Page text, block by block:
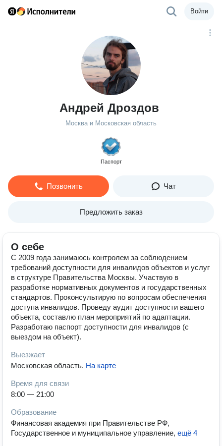
Войти
Андрей Дроздов
Москва и Московская область
Паспорт
Позвонить Чат
Предложить заказ
О себе
С 2009 года занимаюсь контролем за соблюдением
требований доступности для инвалидов объектов и услуг
в структуре Правительства Москвы. Участвую в
разработке нормативных документов и государственных
стандартов. Проконсультирую по вопросам обеспечения
доступа инвалидов. Проведу аудит доступности вашего
объекта, составлю план мероприятий по адаптации.
Разработаю паспорт доступности для инвалидов (с
выездом на объект).
Выезжает
Московская область. На карте
Время для связи
8:00 — 21:00
Образование
Финансовая академия при Правительстве РФ,
Государственное и муниципальное управление, ещё 4